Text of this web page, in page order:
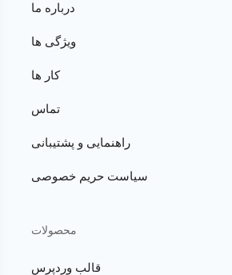
درباره ما
ویژگی ها
کار ها
تماس
راهنمایی و پشتیبانی
سیاست حریم خصوصی
محصولات
قالب وردپرس